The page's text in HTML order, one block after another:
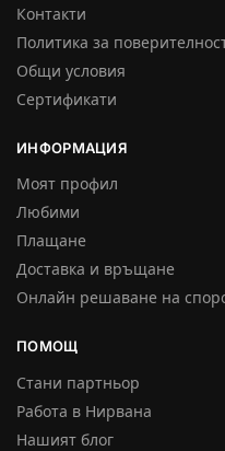
Контакти
Политика за
Общи условия
Сертификати
ИНФОРМАЦИЯ
Моят профил
Любими
Плащане
Доставка и връщане
Онлайн решаване на
ПОМОЩ
Стани партньор
Работа в Нирвана
Нашият блог